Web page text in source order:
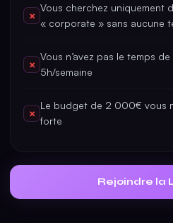
✗
Vous cherchez uniquement
« corporate » sans aucune
✗
Vous n’avez pas le temps
5h/semaine
✗
Le budget de 2 000€ vous
forte
Rejoindre la